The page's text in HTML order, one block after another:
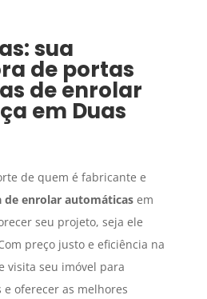
sua
de portas
de enrolar
em Duas
de quem é fabricante e
enrolar automáticasem
seu projeto, seja ele
preço justo e eficiência na
visita seu imóvel para
oferecer as melhores